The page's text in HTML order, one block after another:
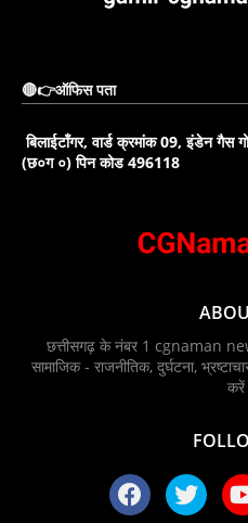
🔴👉ऑफिस पता
बिलाईटाँगर, वार्ड क्रमांक 09, इंडेन गैस
(छ०ग ०) पिन कोड 496118
छत्तीसगढ़ के नंबर 1 cgnaman
सामाजिक - राजनीतिक, दुर्घटना,
करें